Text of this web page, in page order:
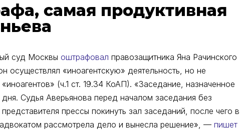
самая продуктивная
суд Москвы оштрафовал правозащитника Яна Рачинского
осуществлял «иноагентскую» деятельность, но не
(ч.1 ст. 19.34 КоАП). «Заседание, назначенное
Судья Аверьянова перед началом заседания без
прессы покинуть зал заседаний, после чего в
рассмотрела дело и вынесла решение», — пишет